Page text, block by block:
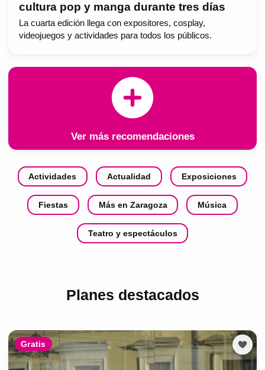
cultura pop y manga durante tres días
La cuarta edición llega con expositores, cosplay,
videojuegos y actividades para todos los públicos.
Ver más recomendaciones
Actividades Actualidad Exposiciones
Fiestas Más en Zaragoza Música
Teatro y espectáculos
Planes destacados
Gratis